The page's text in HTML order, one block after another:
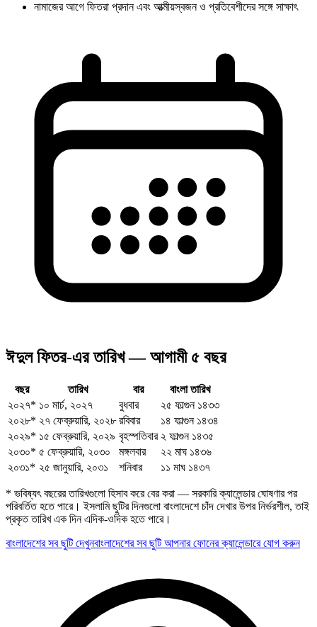
নামাজের আগে ফিতরা প্রদান এবং আত্মীয়স্বজন ও প্রতিবেশীদের সঙ্গে সাক্ষাৎ
ঈদুল ফিতর-এর তারিখ — আগামী ৫ বছর
বছর তারিখ বার
বাংলা তারিখ
২০২৭* ১০ মার্চ, ২০২৭ বুধবার
২৫ ফাল্গুন ১৪৩৩
২০২৮* ২৭ ফেব্রুয়ারি, ২০২৮ রবিবার
১৪ ফাল্গুন ১৪৩৪
২০২৯* ১৫ ফেব্রুয়ারি, ২০২৯ বৃহস্পতিবার ২ ফাল্গুন ১৪৩৫
২০৩০* ৫ ফেব্রুয়ারি, ২০৩০ মঙ্গলবার
২২ মাঘ ১৪৩৬
২০৩১* ২৫ জানুয়ারি, ২০৩১ শনিবার ১১ মাঘ ১৪৩৭
* ভবিষ্যৎ বছরের তারিখগুলো হিসাব করে বের করা — সরকারি ক্যালেন্ডার ঘোষণার পর
পরিবর্তিত হতে পারে। ইসলামি ছুটির দিনগুলো বাংলাদেশে চাঁদ দেখার উপর নির্ভরশীল, তাই
প্রকৃত তারিখ এক দিন এদিক-ওদিক হতে পারে।
বাংলাদেশের সব ছুটি দেখুনবাংলাদেশের সব ছুটি আপনার ফোনের ক্যালেন্ডারে যোগ করুন